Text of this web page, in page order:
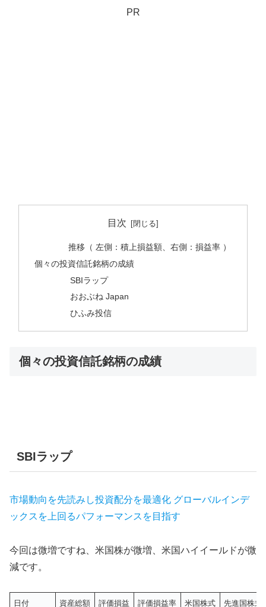
PR
目次
推移（ 左側：積上損益額、右側：損益率 ）
個々の投資信託銘柄の成績
SBIラップ
おおぶね Japan
ひふみ投信
個々の投資信託銘柄の成績
SBIラップ
市場動向を先読みし投資配分を最適化 グローバルインデ
ックスを上回るパフォーマンスを目指す
今回は微増ですね、米国株が微増、米国ハイイールドが微
減です。
日付 資産総額 評価損益 評価損益率 米国株式 先進国株式